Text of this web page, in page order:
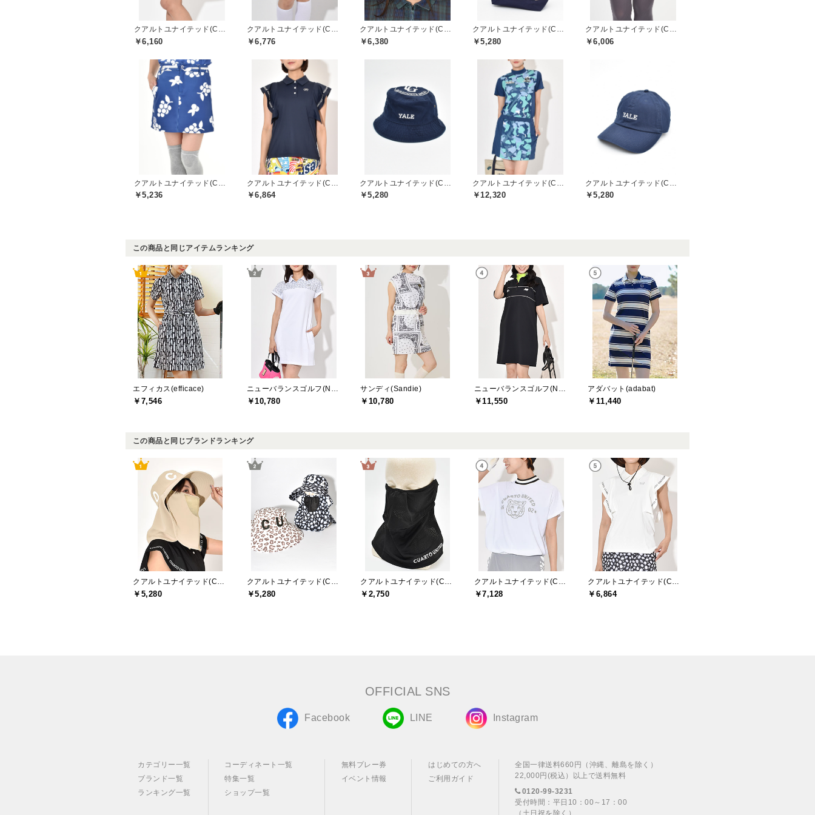
クアルトユナイテッド(CUARTO UNITED)
￥6,160
クアルトユナイテッド(CUARTO UNITED)
￥6,776
クアルトユナイテッド(CUARTO UNITED)
￥6,380
クアルトユナイテッド(CUARTO UNITED)
￥5,280
クアルトユナイテッド(CUARTO UNITED)
￥6,006
￥5,236 ￥6,864 ￥5,280 ￥12,320 ￥5,280
この商品と同じアイテムランキング
エフィカス(efficace)
￥7,546 ￥10,780
サンディ(Sandie)
￥10,780 ￥11,550
アダバット(adabat)
￥11,440
この商品と同じブランドランキング
￥5,280 ￥5,280 ￥2,750 ￥7,128 ￥6,864
OFFICIAL SNS
Facebook LINE Instagram
カテゴリー一覧
ブランド一覧
ランキング一覧
コーディネート一覧
特集一覧
ショップ一覧
無料プレー券
イベント情報
はじめての方へ
ご利用ガイド
全国一律送料660円（沖縄、離島を除く）
22,000円(税込）以上で送料無料
0120-99-3231
受付時間：平日10：00～17：00
（土日祝を除く）